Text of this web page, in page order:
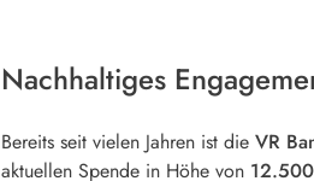
Nachhaltiges
Bereits seit vielen Jahren ist die VR
aktuellen Spende in Höhe von